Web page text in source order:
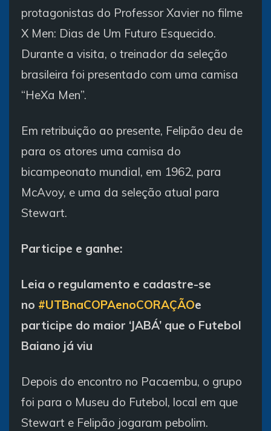
protagonistas do Professor Xavier no filme
X Men: Dias de Um Futuro Esquecido.
Durante a visita, o treinador da seleção
brasileira foi presentado com uma camisa
“HeXa Men”.
Em retribuição ao presente, Felipão deu de
para os atores uma camisa do
bicampeonato mundial, em 1962, para
McAvoy, e uma da seleção atual para
Stewart.
Participe e ganhe:
Leia o regulamento e cadastre-se
no #UTBnaCOPAenoCORAÇÃOe
participe do maior ‘JABÁ’ que o Futebol
Baiano já viu
Depois do encontro no Pacaembu, o grupo
foi para o Museu do Futebol, local em que
Stewart e Felipão jogaram pebolim.